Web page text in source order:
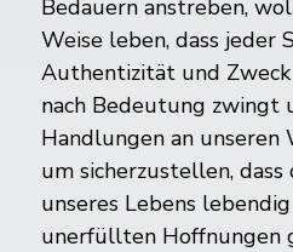
Bedauern anstreben,
Weise leben, dass jeder
Authentizität und Zweck
nach Bedeutung zwingt
Handlungen an unseren
um sicherzustellen, dass
unseres Lebens
unerfüllten Hoffnungen